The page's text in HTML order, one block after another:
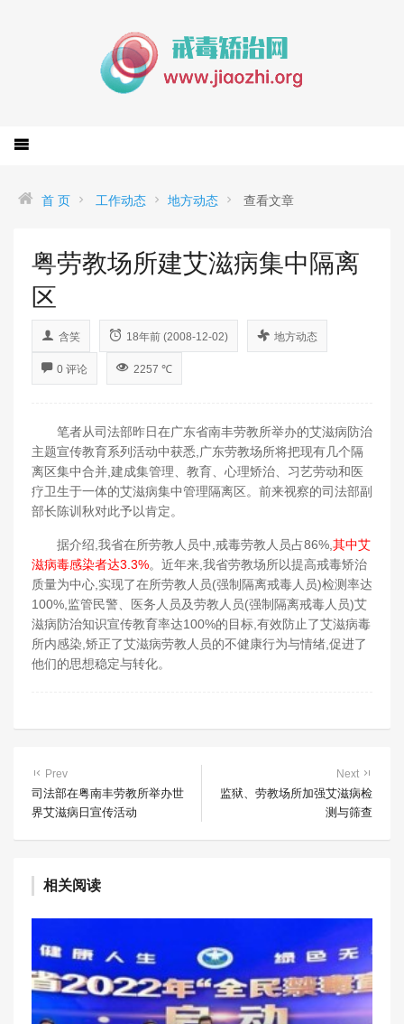
首 页 工作动态 地方动态 查看文章
粤劳教场所建艾滋病集中隔离
区
含笑 18年前 (2008-12-02) 地方动态
0 评论 2257 ℃
笔者从司法部昨日在广东省南丰劳教所举办的艾滋病防治
主题宣传教育系列活动中获悉,广东劳教场所将把现有几个隔
离区集中合并,建成集管理、教育、心理矫治、习艺劳动和医
疗卫生于一体的艾滋病集中管理隔离区。前来视察的司法部副
部长陈训秋对此予以肯定。
据介绍,我省在所劳教人员中,戒毒劳教人员占86%, 其中艾
滋病毒感染者达3.3%。近年来,我省劳教场所以提高戒毒矫治
质量为中心,实现了在所劳教人员(强制隔离戒毒人员)检测率达
100%,监管民警、医务人员及劳教人员(强制隔离戒毒人员)艾
滋病防治知识宣传教育率达100%的目标,有效防止了艾滋病毒
所内感染,矫正了艾滋病劳教人员的不健康行为与情绪,促进了
他们的思想稳定与转化。
Prev
司法部在粤南丰劳教所举办世
界艾滋病日宣传活动
Next
监狱、劳教场所加强艾滋病检
测与筛查
相关阅读